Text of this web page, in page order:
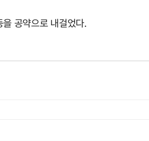
공약으로 내걸었다.